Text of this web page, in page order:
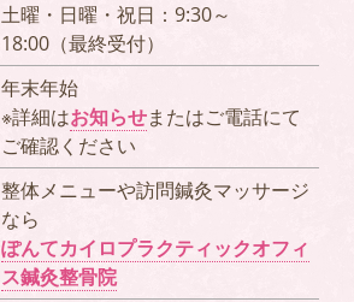
土曜・日曜・祝日：9:30～
18:00（最終受付）
年末年始
※詳細はお知らせまたはご電話にて
ご確認ください
整体メニューや訪問鍼灸マッサージ
なら
ぽんてカイロプラクティックオフィ
ス鍼灸整骨院